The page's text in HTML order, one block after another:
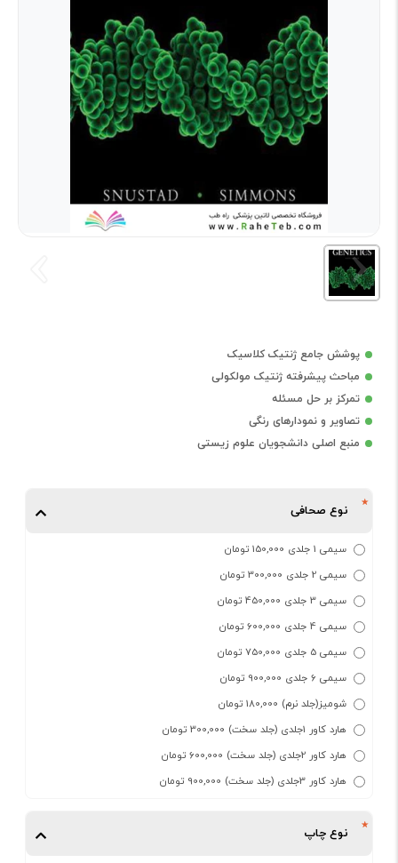
پوشش جامع ژنتیک کلاسیک
مباحث پیشرفته ژنتیک مولکولی
تمرکز بر حل مسئله
تصاویر و نمودارهای رنگی
منبع اصلی دانشجویان علوم زیستی
نوع صحافی
سیمی 1 جلدی 150,000 تومان
سیمی 2 جلدی 300,000 تومان
سیمی 3 جلدی 450,000 تومان
سیمی 4 جلدی 600,000 تومان
سیمی 5 جلدی 750,000 تومان
سیمی 6 جلدی 900,000 تومان
شومیز(جلد نرم) 180,000 تومان
هارد کاور 1جلدی (جلد سخت) 300,000 تومان
هارد کاور 2جلدی (جلد سخت) 600,000 تومان
هارد کاور 3جلدی (جلد سخت) 900,000 تومان
نوع چاپ